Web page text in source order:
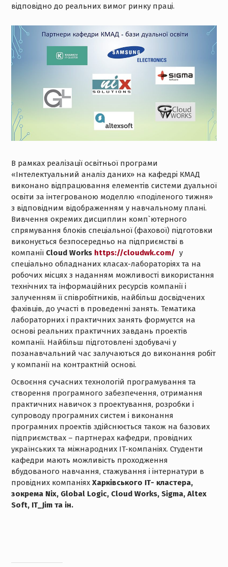
відповідно до реальних вимог ринку праці.
В рамках реалізації освітньої програми
«Інтелектуальний аналіз даних» на кафедрі КМАД
виконано відпрацювання елементів системи дуальної
освіти за інтегрованою моделлю «поділеного тижня»
з відповідним відображенням у навчальному плані.
Вивчення окремих дисциплин комп`ютерного
спрямування блоків спеціальної (фахової) підготовки
виконується безпосередньо на підприємстві в
компанії Cloud Works https://cloudwk.com/ у
спеціально обладнаних класах-лабораторіях та на
робочих місцях з наданням можливості використання
технічних та інформаційних ресурсів компанії і
залученням її співробітників, найбільш досвідчених
фахівців, до участі в проведенні занять. Тематика
лабораторних і практичних занять формуєтся на
основі реальних практичних завдань проектів
компанії. Найбільш підготовлені здобувачі у
позанавчальний час залучаються до виконання робіт
у компанії на контрактній основі.
Освоєння сучасних технологій програмування та
створення програмного забезпечення, отримання
практичних навичок з проектування, розробки і
супроводу програмних систем і виконання
програмних проектів здійснюється також на базових
підприємствах – партнерах кафедри, провідних
українських та міжнародних IT-компаніях. Студенти
кафедри мають можливість проходження
вбудованого навчання, стажування і інтернатури в
провідних компаніях Харківського ІТ- кластера,
зокрема Nix, Global Logic, Cloud Works, Sigmа, Altex
Soft, IT_Jim та ін.